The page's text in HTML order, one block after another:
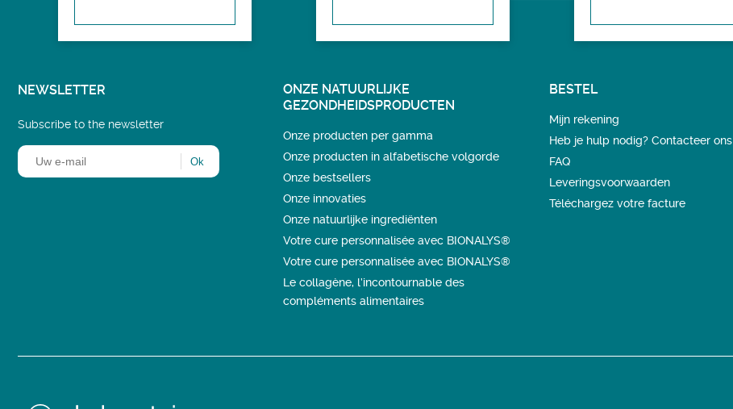
NEWSLETTER
Subscribe to the newsletter
ONZE NATUURLIJKE
GEZONDHEIDSPRODUCTEN
Onze producten per gamma
Onze producten in alfabetische volgorde
Onze bestsellers
Onze innovaties
Onze natuurlijke ingrediënten
Votre cure personnalisée avec BIONALYS®
Votre cure personnalisée avec BIONALYS®
Le collagène, l’incontournable des
compléments alimentaires
BESTEL
Mijn rekening
Heb je hulp nodig? Contacteer ons
FAQ
Leveringsvoorwaarden
Téléchargez votre facture